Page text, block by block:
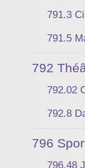
791.3
791.5
792
792.02
792.8
796
796.48